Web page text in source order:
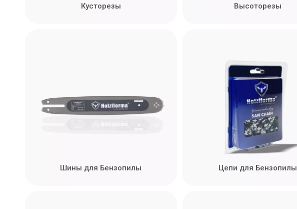
Кусторезы Высоторезы
Шины для Бензопилы Цепи для Бензопилы